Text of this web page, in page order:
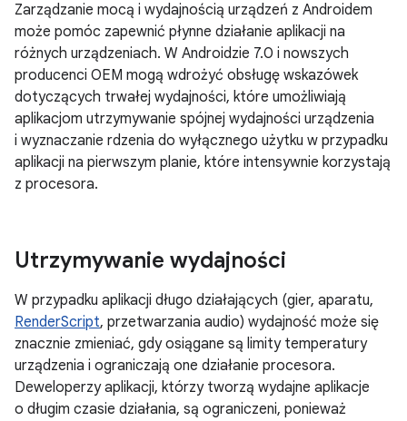
Zarządzanie mocą i wydajnością urządzeń z Androidem
może pomóc zapewnić płynne działanie aplikacji na
różnych urządzeniach. W Androidzie 7.0 i nowszych
producenci OEM mogą wdrożyć obsługę wskazówek
dotyczących trwałej wydajności, które umożliwiają
aplikacjom utrzymywanie spójnej wydajności urządzenia
i wyznaczanie rdzenia do wyłącznego użytku w przypadku
aplikacji na pierwszym planie, które intensywnie korzystają
z procesora.
Utrzymywanie wydajności
W przypadku aplikacji długo działających (gier, aparatu,
RenderScript, przetwarzania audio) wydajność może się
znacznie zmieniać, gdy osiągane są limity temperatury
urządzenia i ograniczają one działanie procesora.
Deweloperzy aplikacji, którzy tworzą wydajne aplikacje
o długim czasie działania, są ograniczeni, ponieważ